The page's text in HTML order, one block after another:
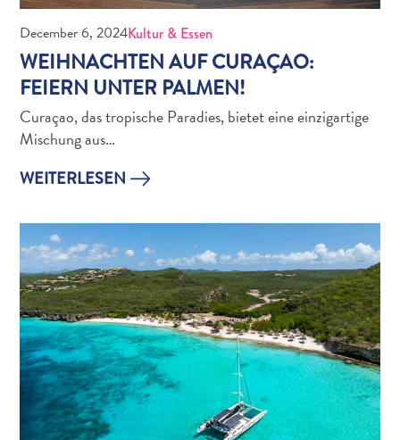
Unterwegs
Inselkultur
Bilder
The
Wave
Neueste
Aktivitäten
Familienfreundlich
Kultur
&
Essen
Planen
Sie
Ihre
Reise
December 6, 2024Kultur & Essen
WEIHNACHTEN AUF CURAÇAO:
FEIERN UNTER PALMEN!
Curaçao, das tropische Paradies, bietet eine einzigartige
Mischung aus…
WEITERLESEN